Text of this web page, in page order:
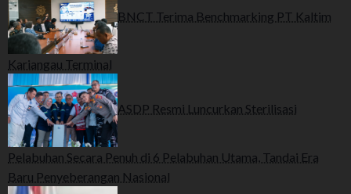
BNCT Terima Benchmarking PT Kaltim
Kariangau Terminal
ASDP Resmi Luncurkan Sterilisasi
Pelabuhan Secara Penuh di 6 Pelabuhan Utama, Tandai Era
Baru Penyeberangan Nasional